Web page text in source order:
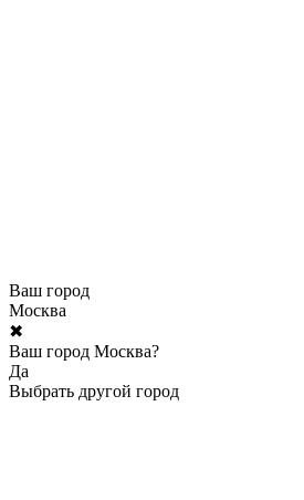
Ваш город
Москва
✖
Ваш город Москва?
Да
Выбрать другой город